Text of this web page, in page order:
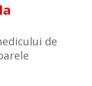
de